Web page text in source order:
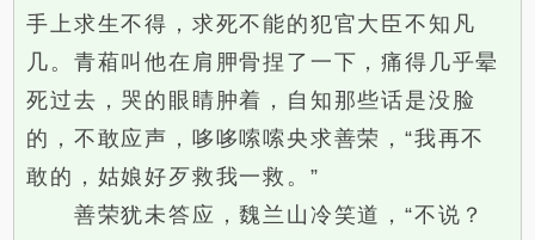
手上求生不得，求死不能的犯官大臣不知凡
几。青葙叫他在肩胛骨捏了一下，痛得几乎晕
死过去，哭的眼睛肿着，自知那些话是没脸
的，不敢应声，哆哆嗦嗦央求善荣，“我再不
敢的，姑娘好歹救我一救。”
善荣犹未答应，魏兰山冷笑道，“不说？